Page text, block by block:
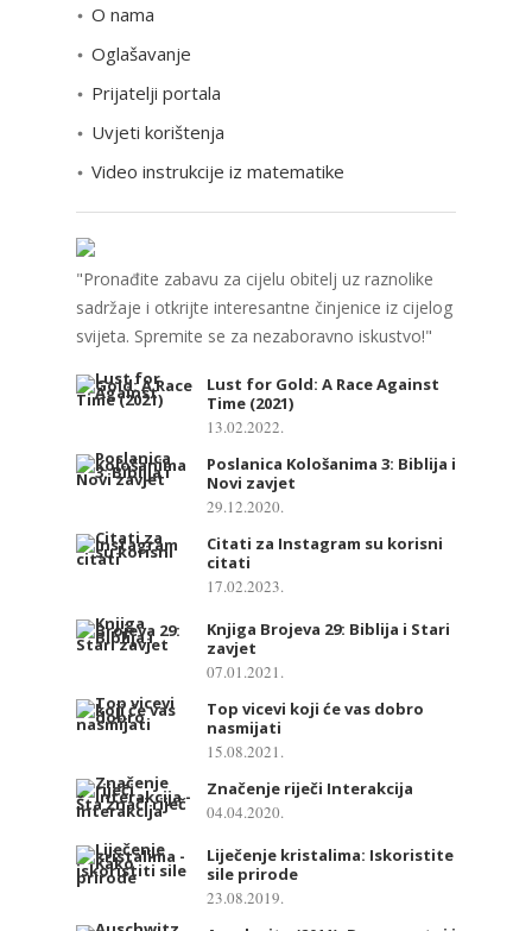
i
j
O nama
Oglašavanje
Prijatelji portala
Uvjeti korištenja
Video instrukcije iz matematike
"Pronađite zabavu za cijelu obitelj uz raznolike
sadržaje i otkrijte interesantne činjenice iz cijelog
svijeta. Spremite se za nezaboravno iskustvo!"
Lust for Gold: A Race Against
Time (2021)
13.02.2022.
Poslanica Kološanima 3: Biblija i
Novi zavjet
29.12.2020.
Citati za Instagram su korisni
citati
17.02.2023.
Knjiga Brojeva 29: Biblija i Stari
zavjet
07.01.2021.
Top vicevi koji će vas dobro
nasmijati
15.08.2021.
Značenje riječi Interakcija
04.04.2020.
Liječenje kristalima: Iskoristite
sile prirode
23.08.2019.